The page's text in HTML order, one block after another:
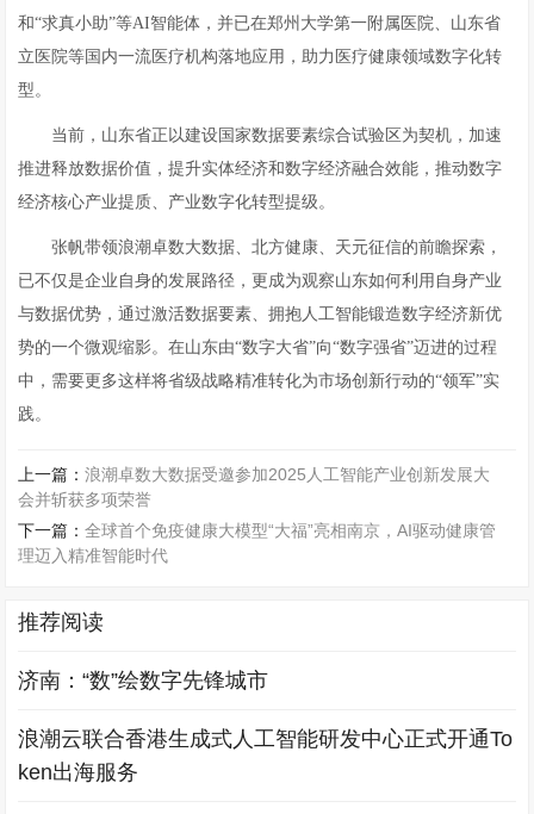
和“求真小助”等AI智能体，并已在郑州大学第一附属医院、山东省
立医院等国内一流医疗机构落地应用，助力医疗健康领域数字化转
型。
当前，山东省正以建设国家数据要素综合试验区为契机，加速
推进释放数据价值，提升实体经济和数字经济融合效能，推动数字
经济核心产业提质、产业数字化转型提级。
张帆带领浪潮卓数大数据、北方健康、天元征信的前瞻探索，
已不仅是企业自身的发展路径，更成为观察山东如何利用自身产业
与数据优势，通过激活数据要素、拥抱人工智能锻造数字经济新优
势的一个微观缩影。在山东由“数字大省”向“数字强省”迈进的过程
中，需要更多这样将省级战略精准转化为市场创新行动的“领军”实
践。
上一篇：浪潮卓数大数据受邀参加2025人工智能产业创新发展大
会并斩获多项荣誉
下一篇：全球首个免疫健康大模型“大福”亮相南京，AI驱动健康管
理迈入精准智能时代
推荐阅读
济南：“数”绘数字先锋城市
浪潮云联合香港生成式人工智能研发中心正式开通To
ken出海服务